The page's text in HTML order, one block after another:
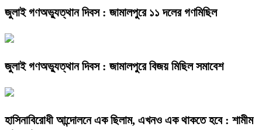
জুলাই গণঅভ্যুত্থান দিবস : জামালপুরে ১১ দলের গণমিছিল
জুলাই গণঅভ্যুত্থান দিবস : জামালপুরে বিজয় মিছিল সমাবেশ
হাসিনাবিরোধী আন্দোলনে এক ছিলাম, এখনও এক থাকতে হবে : শামীম